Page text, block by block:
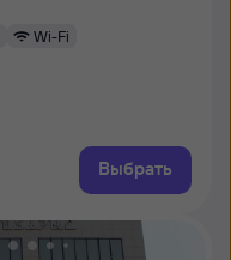
Wi-Fi
Выбрать